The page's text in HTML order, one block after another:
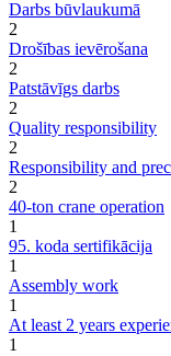
Darbs būvlaukumā
2
Drošības ievērošana
2
Patstāvīgs darbs
2
Quality responsibility
2
Responsibility and
2
40-ton crane operation
1
95. koda sertifikācija
1
Assembly work
1
At least 2 years
1